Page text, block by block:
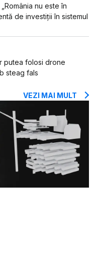
nu este în
de investiții în sistemul
putea folosi drone
steag fals
VEZI MAI MULT